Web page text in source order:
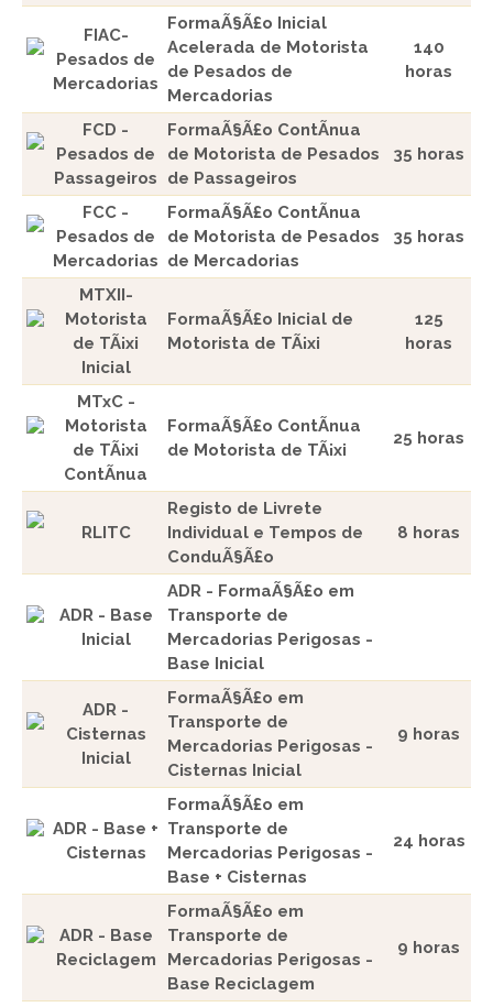
FIAC-
Pesados de
Mercadorias
FormaÃ§Ã£o Inicial
Acelerada de Motorista
de Pesados de
Mercadorias
140
horas
FCD -
Pesados de
Passageiros
FormaÃ§Ã£o ContÃ­nua
de Motorista de Pesados
de Passageiros
35 horas
FCC -
Pesados de
Mercadorias
FormaÃ§Ã£o ContÃ­nua
de Motorista de Pesados
de Mercadorias
35 horas
MTXII-
Motorista
de TÃ¡xi
Inicial
FormaÃ§Ã£o Inicial de
Motorista de TÃ¡xi
125
horas
MTxC -
Motorista
de TÃ¡xi
ContÃ­nua
FormaÃ§Ã£o ContÃ­nua
de Motorista de TÃ¡xi
25 horas
RLITC
Registo de Livrete
Individual e Tempos de
ConduÃ§Ã£o
8 horas
ADR - Base
Inicial
ADR - FormaÃ§Ã£o em
Transporte de
Mercadorias Perigosas -
Base Inicial
ADR -
Cisternas
Inicial
FormaÃ§Ã£o em
Transporte de
Mercadorias Perigosas -
Cisternas Inicial
9 horas
ADR - Base +
Cisternas
FormaÃ§Ã£o em
Transporte de
Mercadorias Perigosas -
Base + Cisternas
24 horas
ADR - Base
Reciclagem
FormaÃ§Ã£o em
Transporte de
Mercadorias Perigosas -
Base Reciclagem
9 horas